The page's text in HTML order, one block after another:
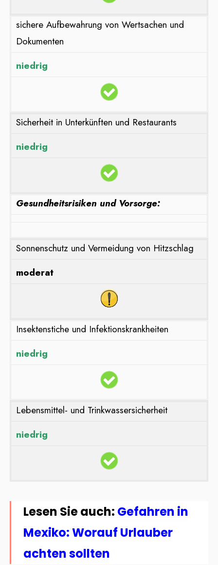
sichere Aufbewahrung von Wertsachen und
Dokumenten
niedrig
Sicherheit in Unterkünften und Restaurants
niedrig
Gesundheitsrisiken und Vorsorge:
Sonnenschutz und Vermeidung von Hitzschlag
moderat
Insektenstiche und Infektionskrankheiten
niedrig
Lebensmittel- und Trinkwassersicherheit
niedrig
Lesen Sie auch: Gefahren in
Mexiko: Worauf Urlauber
achten sollten